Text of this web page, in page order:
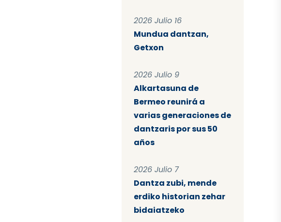
2026 Julio 16
Mundua dantzan,
Getxon
2026 Julio 9
Alkartasuna de
Bermeo reunirá a
varias generaciones de
dantzaris por sus 50
años
2026 Julio 7
Dantza zubi, mende
erdiko historian zehar
bidaiatzeko